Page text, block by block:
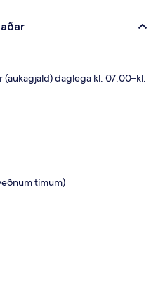
daglega kl. 07:00–kl.
tímum)